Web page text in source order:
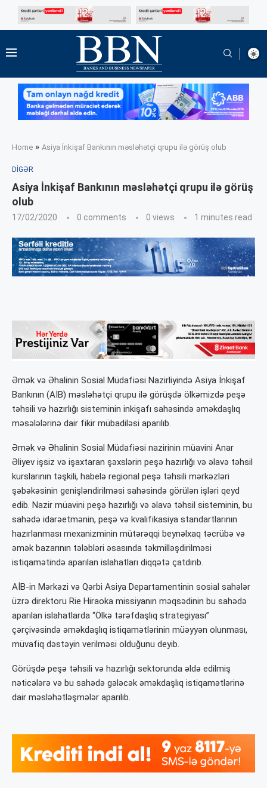
Home » Asiya İnkişaf Bankının məsləhətçi qrupu ilə görüş olub
DIGƏR
Asiya İnkişaf Bankının məsləhətçi qrupu ilə görüş
olub
17/02/2020 0 comments 0 views 1 minutes read
Əmək və Əhalinin Sosial Müdafiəsi Nazirliyində Asiya İnkişaf
Bankının (AİB) məsləhətçi qrupu ilə görüşdə ölkəmizdə peşə
təhsili və hazırlığı sisteminin inkişafı sahəsində əməkdaşlıq
məsələlərinə dair fikir mübadiləsi aparılıb.
Əmək və Əhalinin Sosial Müdafiəsi nazirinin müavini Anar
Əliyev işsiz və işaxtaran şəxslərin peşə hazırlığı və əlavə təhsil
kurslarının təşkili, habelə regional peşə təhsili mərkəzləri
şəbəkəsinin genişləndirilməsi sahəsində görülən işləri qeyd
edib. Nazir müavini peşə hazırlığı və əlavə təhsil sisteminin, bu
sahədə idarəetmənin, peşə və kvalifikasiya standartlarının
hazırlanması mexanizminin mütərəqqi beynəlxaq təcrübə və
əmək bazarının tələbləri əsasında təkmilləşdirilməsi
istiqamətində aparılan islahatları diqqətə çatdırıb.
AİB-in Mərkəzi və Qərbi Asiya Departamentinin sosial sahələr
üzrə direktoru Rie Hiraoka missiyanın məqsədinin bu sahədə
aparılan islahatlarda “Ölkə tərəfdaşlıq strategiyası”
çərçivəsində əməkdaşlıq istiqamətlərinin müəyyən olunması,
müvafiq dəstəyin verilməsi olduğunu deyib.
Görüşdə peşə təhsili və hazırlığı sektorunda əldə edilmiş
nəticələrə və bu sahədə gələcək əməkdaşlıq istiqamətlərinə
dair məsləhətləşmələr aparılıb.